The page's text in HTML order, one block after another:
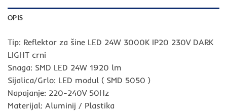
OPIS
Tip: Reflektor za šine LED 24W 3000K IP20 230V DARK
LIGHT crni
Snaga: SMD LED 24W 1920 lm
Sijalica/Grlo: LED modul ( SMD 5050 )
Napajanje: 220-240V 50Hz
Materijal: Aluminij / Plastika